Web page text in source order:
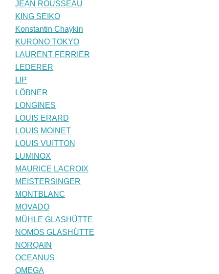
JEAN ROUSSEAU
KING SEIKO
Konstantin Chaykin
KURONO TOKYO
LAURENT FERRIER
LEDERER
LIP
LÖBNER
LONGINES
LOUIS ERARD
LOUIS MOINET
LOUIS VUITTON
LUMINOX
MAURICE LACROIX
MEISTERSINGER
MONTBLANC
MOVADO
MÜHLE GLASHÜTTE
NOMOS GLASHÜTTE
NORQAIN
OCEANUS
OMEGA